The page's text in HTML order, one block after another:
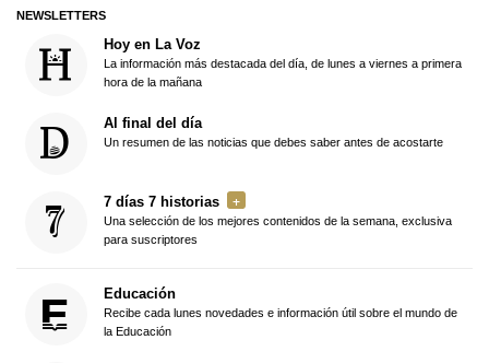
NEWSLETTERS
Hoy en La Voz
La información más destacada del día, de lunes a viernes a primera
hora de la mañana
Al final del día
Un resumen de las noticias que debes saber antes de acostarte
7 días 7 historias
Una selección de los mejores contenidos de la semana, exclusiva
para suscriptores
Educación
Recibe cada lunes novedades e información útil sobre el mundo de
la Educación